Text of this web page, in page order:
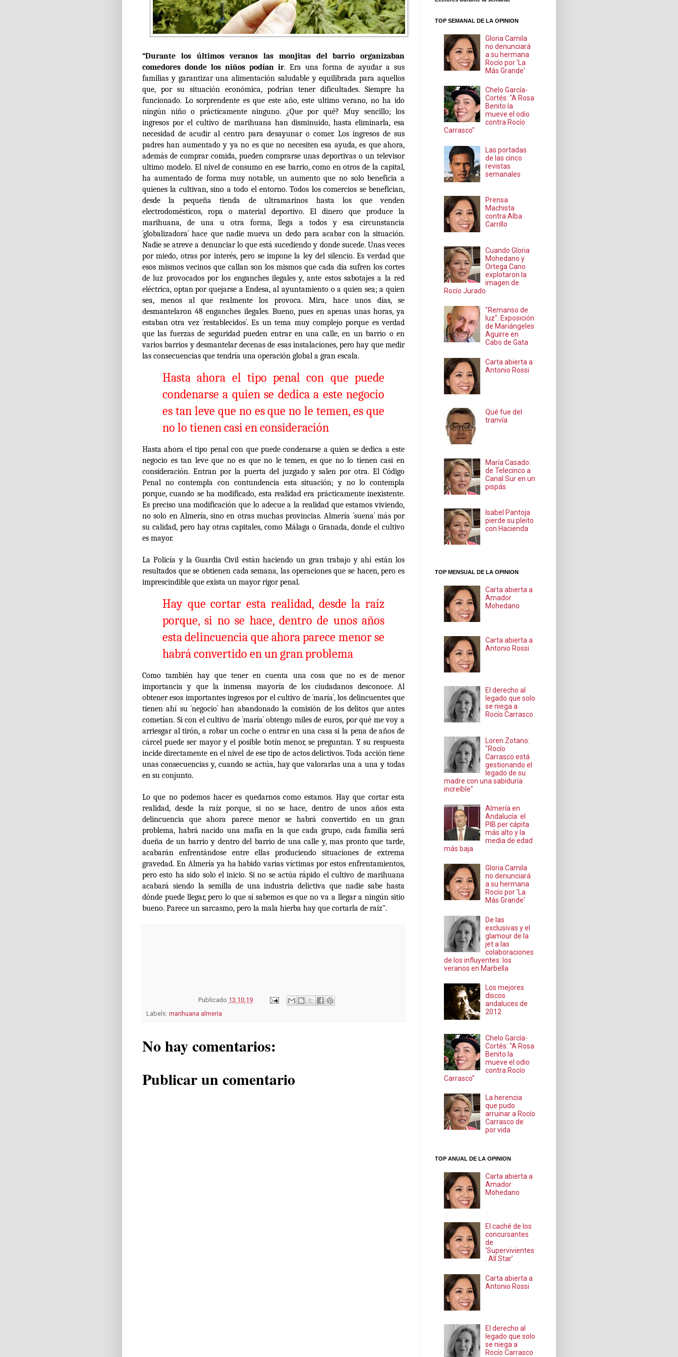
“Durante los últimos veranos las monjitas del barrio organizaban
comedores donde los niños podían ir. Era una forma de ayudar a sus
familias y garantizar una alimentación saludable y equilibrada para aquellos
que, por su situación económica, podrían tener dificultades. Siempre ha
funcionado. Lo sorprendente es que este año, este ultimo verano, no ha ido
ningún niño o prácticamente ninguno. ¿Que por qué? Muy sencillo; los
ingresos por el cultivo de marihuana han disminuido, hasta eliminarla, esa
necesidad de acudir al centro para desayunar o comer. Los ingresos de sus
padres han aumentado y ya no es que no necesiten esa ayuda, es que ahora,
además de comprar comida, pueden comprarse unas deportivas o un televisor
ultimo modelo. El nivel de consumo en ese barrio, como en otros de la capital,
ha aumentado de forma muy notable, un aumento que no solo beneficia a
quienes la cultivan, sino a todo el entorno. Todos los comercios se benefician,
desde la pequeña tienda de ultramarinos hasta los que venden
electrodomésticos, ropa o material deportivo. El dinero que produce la
marihuana, de una u otra forma, llega a todos y esa circunstancia
´globalizadora´ hace que nadie mueva un dedo para acabar con la situación.
Nadie se atreve a denunciar lo que está sucediendo y donde sucede. Unas veces
por miedo, otras por interés, pero se impone la ley del silencio. Es verdad que
esos mismos vecinos que callan son los mismos que cada día sufren los cortes
de luz provocados por los enganches ilegales y, ante estos sabotajes a la red
eléctrica, optan por quejarse a Endesa, al ayuntamiento o a quien sea; a quien
sea, menos al que realmente los provoca. Mira, hace unos días, se
desmantelaron 48 enganches ilegales. Bueno, pues en apenas unas horas, ya
estaban otra vez ´restablecidos´. Es un tema muy complejo porque es verdad
que las fuerzas de seguridad pueden entrar en una calle, en un barrio o en
varios barrios y desmantelar decenas de esas instalaciones, pero hay que medir
las consecuencias que tendría una operación global a gran escala.
Hasta ahora el tipo penal con que puede
condenarse a quien se dedica a este negocio
es tan leve que no es que no le temen, es que
no lo tienen casi en consideración
Hasta ahora el tipo penal con que puede condenarse a quien se dedica a este
negocio es tan leve que no es que no le temen, es que no lo tienen casi en
consideración. Entran por la puerta del juzgado y salen por otra. El Código
Penal no contempla con contundencia esta situación; y no lo contempla
porque, cuando se ha modificado, esta realidad era prácticamente inexistente.
Es preciso una modificación que lo adecue a la realidad que estamos viviendo,
no solo en Almería, sino en otras muchas provincias. Almería ´suena´ más por
su calidad, pero hay otras capitales, como Málaga o Granada, donde el cultivo
es mayor.
La Policía y la Guardia Civil están haciendo un gran trabajo y ahí están los
resultados que se obtienen cada semana, las operaciones que se hacen, pero es
imprescindible que exista un mayor rigor penal.
Hay que cortar esta realidad, desde la raíz
porque, si no se hace, dentro de unos años
esta delincuencia que ahora parece menor se
habrá convertido en un gran problema
Como también hay que tener en cuenta una cosa que no es de menor
importancia y que la inmensa mayoría de los ciudadanos desconoce. Al
obtener esos importantes ingresos por el cultivo de ´maría´, los delincuentes que
tienen ahí su ´negocio´ han abandonado la comisión de los delitos que antes
cometían. Si con el cultivo de ´maría´ obtengo miles de euros, por qué me voy a
arriesgar al tirón, a robar un coche o entrar en una casa si la pena de años de
cárcel puede ser mayor y el posible botín menor, se preguntan. Y su respuesta
incide directamente en el nivel de ese tipo de actos delictivos. Toda acción tiene
unas consecuencias y, cuando se actúa, hay que valorarlas una a una y todas
en su conjunto.
Lo que no podemos hacer es quedarnos como estamos. Hay que cortar esta
realidad, desde la raíz porque, si no se hace, dentro de unos años esta
delincuencia que ahora parece menor se habrá convertido en un gran
problema, habrá nacido una mafia en la que cada grupo, cada familia será
dueña de un barrio y dentro del barrio de una calle y, mas pronto que tarde,
acabarán enfrentándose entre ellas produciendo situaciones de extrema
gravedad. En Almería ya ha habido varias víctimas por estos enfrentamientos,
pero esto ha sido solo el inicio. Si no se actúa rápido el cultivo de marihuana
acabará siendo la semilla de una industria delictiva que nadie sabe hasta
dónde puede llegar, pero lo que sí sabemos es que no va a llegar a ningún sitio
bueno. Parece un sarcasmo, pero la mala hierba hay que cortarla de raíz".
Publicado 13.10.19
Labels: marihuana almeria
No hay comentarios:
Publicar un comentario
TOP SEMANAL DE LA OPINION
Gloria Camila
no denunciará
a su hermana
Rocío por 'La
Más Grande'
Chelo García-
Cortés: "A Rosa
Benito la
mueve el odio
contra Rocío
Carrasco"
Las portadas
de las cinco
revistas
semanales
Prensa
Machista
contra Alba
Carrillo
Cuando Gloria
Mohedano y
Ortega Cano
explotaron la
imagen de
Rocío Jurado
"Remanso de
luz": Exposición
de Mariángeles
Aguirre en
Cabo de Gata
Carta abierta a
Antonio Rossi
Qué fue del
tranvía
María Casado:
de Telecinco a
Canal Sur en un
pispás
Isabel Pantoja
pierde su pleito
con Hacienda
TOP MENSUAL DE LA OPINION
Carta abierta a
Amador
Mohedano
Carta abierta a
Antonio Rossi
El derecho al
legado que solo
se niega a
Rocío Carrasco
Loren Zotano:
"Rocío
Carrasco está
gestionando el
legado de su
madre con una sabiduría
increíble"
Almería en
Andalucía: el
PIB per cápita
más alto y la
media de edad
más baja
Gloria Camila
no denunciará
a su hermana
Rocío por 'La
Más Grande'
De las
exclusivas y el
glamour de la
jet a las
colaboraciones
de los influyentes: los
veranos en Marbella
Los mejores
discos
andaluces de
2012
Chelo García-
Cortés: "A Rosa
Benito la
mueve el odio
contra Rocío
Carrasco"
La herencia
que pudo
arruinar a Rocío
Carrasco de
por vida
TOP ANUAL DE LA OPINION
Carta abierta a
Amador
Mohedano
El caché de los
concursantes
de
‘Supervivientes
: All Star’
Carta abierta a
Antonio Rossi
El derecho al
legado que solo
se niega a
Rocío Carrasco